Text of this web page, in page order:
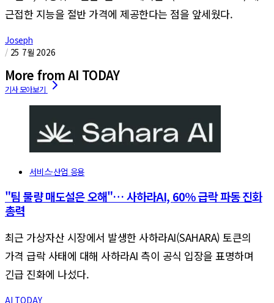
근접한 지능을 절반 가격에 제공한다는 점을 앞세웠다.
Joseph
/ 25 7월 2026
More from AI TODAY
서비스·산업 응용
"팀 물량 매도설은 오해"… 사하라AI, 60% 급락 파동 진화
총력
최근 가상자산 시장에서 발생한 사하라AI(SAHARA) 토큰의
가격 급락 사태에 대해 사하라AI 측이 공식 입장을 표명하며
긴급 진화에 나섰다.
AI TODAY